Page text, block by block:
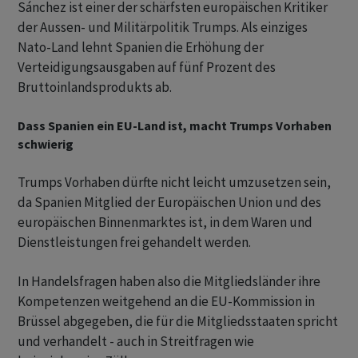
Sánchez ist einer der schärfsten europäischen Kritiker
der Aussen- und Militärpolitik Trumps. Als einziges
Nato-Land lehnt Spanien die Erhöhung der
Verteidigungsausgaben auf fünf Prozent des
Bruttoinlandsprodukts ab.
Dass Spanien ein EU-Land ist, macht Trumps Vorhaben
schwierig
Trumps Vorhaben dürfte nicht leicht umzusetzen sein,
da Spanien Mitglied der Europäischen Union und des
europäischen Binnenmarktes ist, in dem Waren und
Dienstleistungen frei gehandelt werden.
In Handelsfragen haben also die Mitgliedsländer ihre
Kompetenzen weitgehend an die EU-Kommission in
Brüssel abgegeben, die für die Mitgliedsstaaten spricht
und verhandelt - auch in Streitfragen wie